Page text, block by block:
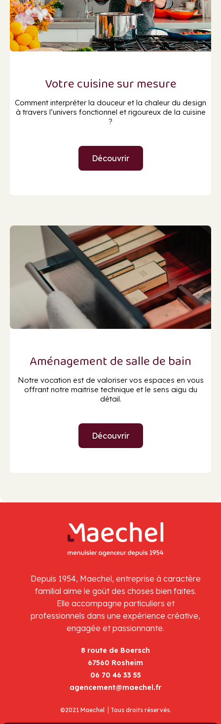
Votre cuisine sur mesure
Comment interpréter la douceur et la chaleur du design
à travers l’univers fonctionnel et rigoureux de la cuisine
?
Découvrir
Aménagement de salle de bain
Notre vocation est de valoriser vos espaces en vous
offrant notre maitrise technique et le sens aigu du
détail.
Découvrir
Depuis 1954, Maechel, entreprise à caractère
familial aime le goût des choses bien faites.
Elle accompagne particuliers et
professionnels dans une expérience créative,
engagée et passionnante.
8 route de Boersch
67560 Rosheim
06 70 46 33 55
agencement@maechel.fr
©2021 Maechel ⎥ Tous droits réservés.